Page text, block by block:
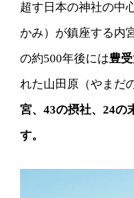
超す日本の神社の中
かみ）が鎮座する内
の約500年後には豊
れた山田原（やまだ
宮、43の摂社、24の
す。